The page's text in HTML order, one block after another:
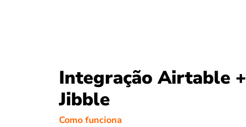
Integração Airtable +
Jibble
Como funciona